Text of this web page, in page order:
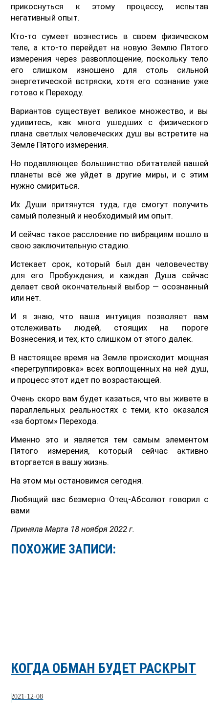
прикоснуться к этому процессу, испытав
негативный опыт.
Кто-то сумеет вознестись в своем физическом
теле, а кто-то перейдет на новую Землю Пятого
измерения через развоплощение, поскольку тело
его слишком изношено для столь сильной
энергетической встряски, хотя его сознание уже
готово к Переходу.
Вариантов существует великое множество, и вы
удивитесь, как много ушедших с физического
плана светлых человеческих душ вы встретите на
Земле Пятого измерения.
Но подавляющее большинство обитателей вашей
планеты всё же уйдет в другие миры, и с этим
нужно смириться.
Их Души притянутся туда, где смогут получить
самый полезный и необходимый им опыт.
И сейчас такое расслоение по вибрациям вошло в
свою заключительную стадию.
Истекает срок, который был дан человечеству
для его Пробуждения, и каждая Душа сейчас
делает свой окончательный выбор — осознанный
или нет.
И я знаю, что ваша интуиция позволяет вам
отслеживать людей, стоящих на пороге
Вознесения, и тех, кто слишком от этого далек.
В настоящее время на Земле происходит мощная
«перегруппировка» всех воплощенных на ней душ,
и процесс этот идет по возрастающей.
Очень скоро вам будет казаться, что вы живете в
параллельных реальностях с теми, кто оказался
«за бортом» Перехода.
Именно это и является тем самым элементом
Пятого измерения, который сейчас активно
вторгается в вашу жизнь.
На этом мы остановимся сегодня.
Любящий вас безмерно Отец-Абсолют говорил с
вами
Приняла Марта 18 ноября 2022 г.
ПОХОЖИЕ ЗАПИСИ:
КОГДА ОБМАН БУДЕТ РАСКРЫТ
2021-12-08